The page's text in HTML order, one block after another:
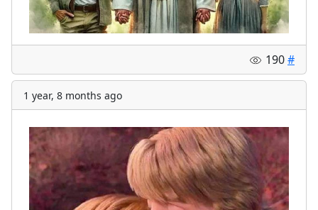
190#
1 year, 8 months ago